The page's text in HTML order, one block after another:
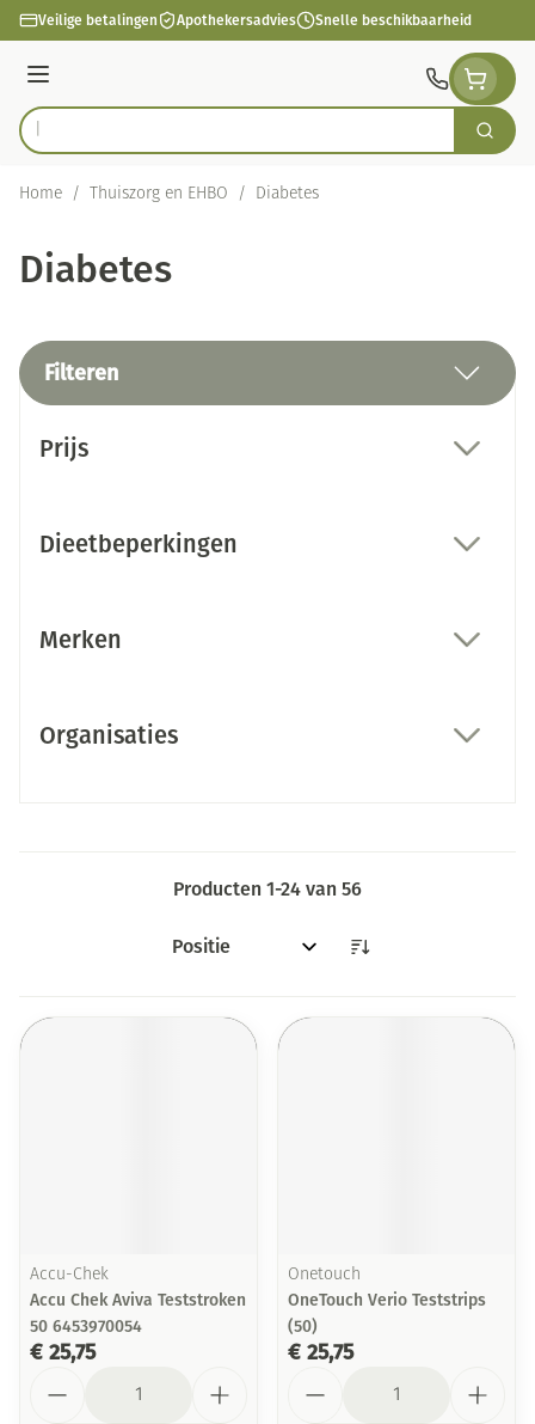
Ga naar de inhoud
Veilige betalingen Apothekersadvies Snelle beschikbaarheid
Menu
Product, merk, categorie... Zoek
Home / Thuiszorg en EHBO / Diabetes
Diabetes
Filteren
Prijs
Dieetbeperkingen
Merken
Organisaties
Producten 1-24 van 56
Sorteer op:
Accu-Chek
Accu Chek Aviva Teststroken
50 6453970054
€ 25,75
Onetouch
OneTouch Verio Teststrips
(50)
€ 25,75